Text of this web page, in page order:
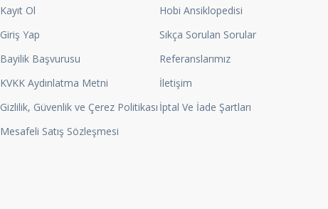
Kayıt Ol
Giriş Yap
Bayilik Başvurusu
KVKK Aydınlatma Metni
Gizlilik, Güvenlik ve Çerez Politikası
Mesafeli Satış Sözleşmesi
Hobi Ansiklopedisi
Sıkça Sorulan Sorular
Referanslarımız
İletişim
İptal Ve İade Şartları